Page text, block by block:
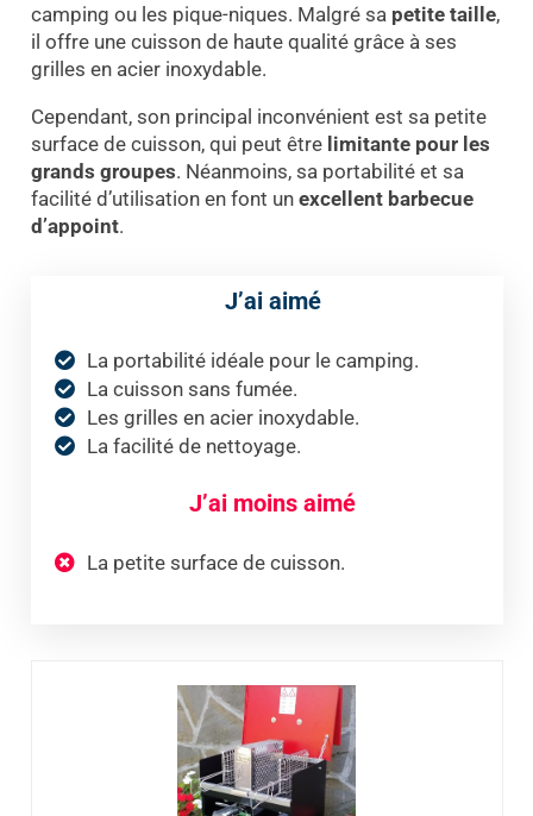
camping ou les pique-niques. Malgré sa petite taille,
il offre une cuisson de haute qualité grâce à ses
grilles en acier inoxydable.
Cependant, son principal inconvénient est sa petite
surface de cuisson, qui peut être limitante pour les
grands groupes. Néanmoins, sa portabilité et sa
facilité d’utilisation en font un excellent barbecue
d’appoint.
J’ai aimé
La portabilité idéale pour le camping.
La cuisson sans fumée.
Les grilles en acier inoxydable.
La facilité de nettoyage.
J’ai moins aimé
La petite surface de cuisson.